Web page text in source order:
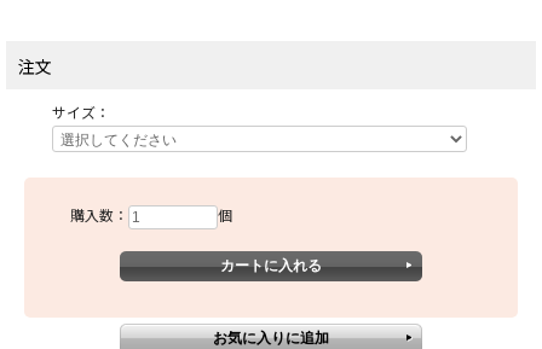
注文
サイズ：
購入数： 個